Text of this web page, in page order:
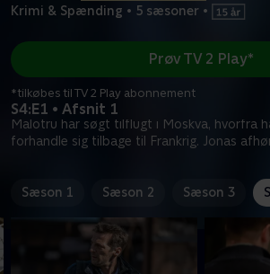
Krimi & Spænding • 5 sæsoner •
S4:E1 • Afsnit 1
Malotru har søgt tilflugt i Moskva, hvorfra
forhandle sig tilbage til Frankrig. Jonas
Prøv TV 2 Play*
*tilkøbes til TV 2 Play abonnement
Sæson 1 Sæson 2 Sæson 3